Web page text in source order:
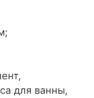
для ванны,